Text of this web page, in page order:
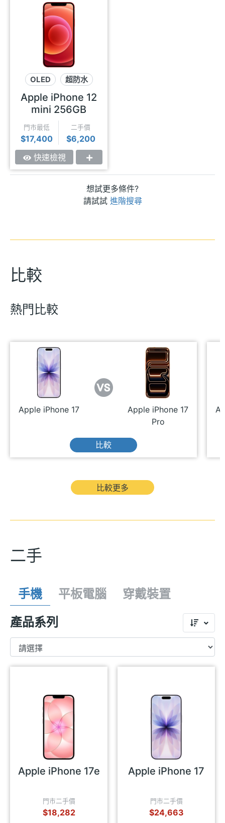
OLED
超防水
5G
Apple iPhone 12
mini 256GB
門市最低
$17,400
二手價
$6,200
快速檢視
想試更多條件?
請試試 進階搜尋
比較
熱門比較
Apple iPhone 17
Apple iPhone 17
Pro
比較
比較更多
二手
手機 平板電腦
穿戴裝置
產品系列
Apple iPhone 17e
門市二手價
$18,282
Apple iPhone 17
門市二手價
$24,663